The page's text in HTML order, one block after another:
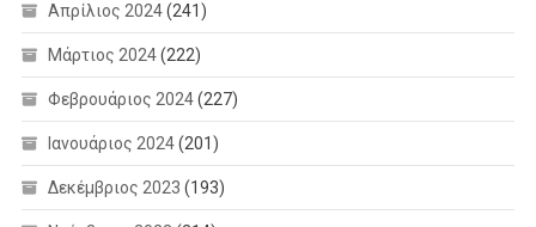
Απρίλιος 2024(241)
Μάρτιος 2024(222)
Φεβρουάριος 2024(227)
Ιανουάριος 2024(201)
Δεκέμβριος 2023 (193)